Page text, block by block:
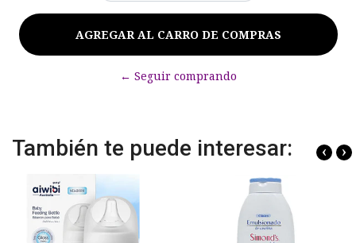
← Seguir comprando
También te puede interesar: ‹ ›